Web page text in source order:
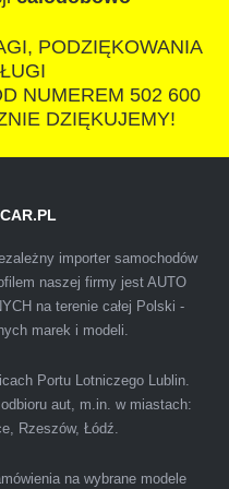
Dawno nie
w miłej
że sprzedaż
tak
PODZIĘKOWANIA
NUMEREM 502 600
DZIĘKUJEMY!
importer samochodów
naszej firmy jest AUTO
na terenie całej Polski -
marek i modeli.
Portu Lotniczego Lublin.
aut, m.in. w miastach:
Rzeszów, Łódź.
na wybrane modele